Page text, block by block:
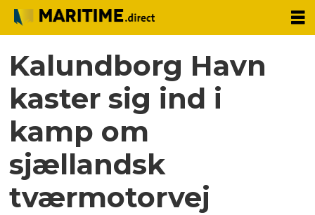
Kalundborg Havn
kaster sig ind i
kamp om
sjællandsk
tværmotorvej